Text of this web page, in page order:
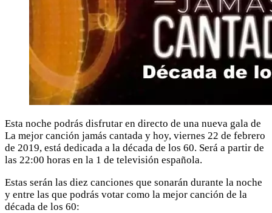
Esta noche podrás disfrutar en directo de una nueva gala de
La mejor canción jamás cantada y hoy, viernes 22 de febrero
de 2019, está dedicada a la década de los 60. Será a partir de
las 22:00 horas en la 1 de televisión española.
Estas serán las diez canciones que sonarán durante la noche
y entre las que podrás votar como la mejor canción de la
década de los 60: